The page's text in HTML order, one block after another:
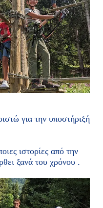
για την υποστήριξή
ιστορίες από την
ξανά του χρόνου .